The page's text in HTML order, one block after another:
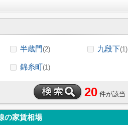
半蔵門(2) 九段下(1)
錦糸町(1)
20 件が該当
の家賃相場